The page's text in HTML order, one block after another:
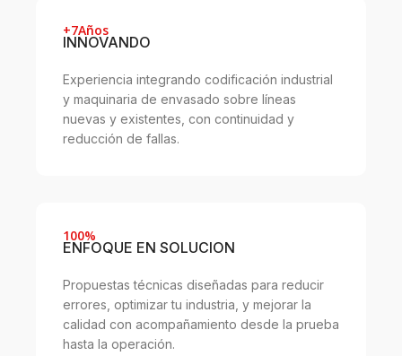
+7Años
INNOVANDO
Experiencia integrando codificación industrial
y maquinaria de envasado sobre líneas
nuevas y existentes, con continuidad y
reducción de fallas.
100%
ENFOQUE EN SOLUCION
Propuestas técnicas diseñadas para reducir
errores, optimizar tu industria, y mejorar la
calidad con acompañamiento desde la prueba
hasta la operación.